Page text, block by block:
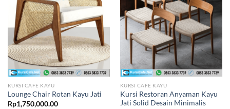
KURSI CAFE KAYU
Lounge Chair Rotan Kayu Jati
Rp1,750,000.00
KURSI CAFE KAYU
Kursi Restoran Anyaman Kayu
Jati Solid Desain Minimalis